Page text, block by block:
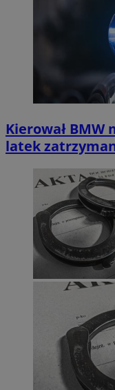
Kierował BMW
latek